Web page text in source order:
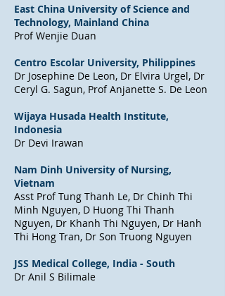
East China University of Science and
Technology, Mainland China
Prof Wenjie Duan
Centro Escolar University, Philippines
Dr Josephine De Leon, Dr Elvira Urgel, Dr
Ceryl G. Sagun, Prof Anjanette S. De Leon
Wijaya Husada Health Institute,
Indonesia
Dr Devi Irawan
Nam Dinh University of Nursing,
Vietnam
Asst Prof Tung Thanh Le, Dr Chinh Thi
Minh Nguyen, D Huong Thi Thanh
Nguyen, Dr Khanh Thi Nguyen, Dr Hanh
Thi Hong Tran, Dr Son Truong Nguyen
JSS Medical College, India - South
Dr Anil S Bilimale